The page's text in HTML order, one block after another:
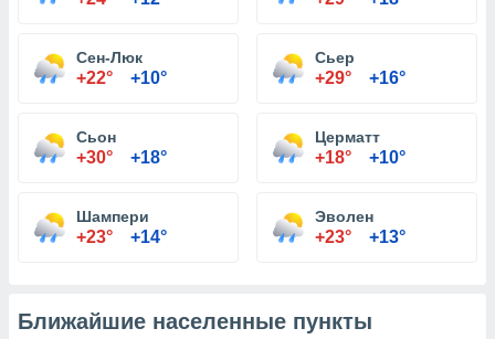
Сен-Люк
+22° +10°
Сьер
+29° +16°
Сьон
+30° +18°
Церматт
+18° +10°
Шампери
+23° +14°
Эволен
+23° +13°
Ближайшие населенные пункты